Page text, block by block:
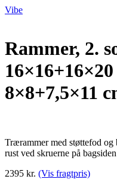
Vibe
Rammer, 2.
8×8+7,5×11
Trærammer med støttefod
rust ved skruerne på bagsiden
2395 kr. (Vis fragtpris)